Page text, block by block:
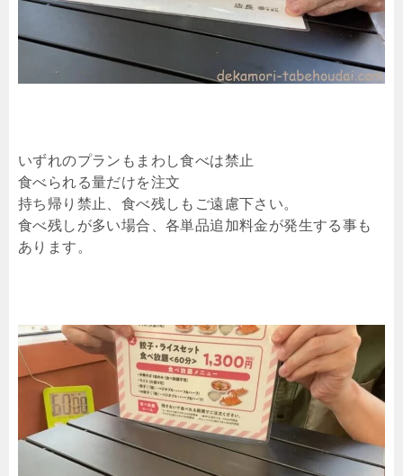
いずれのプランもまわし食べは禁止
食べられる量だけを注文
持ち帰り禁止、食べ残しもご遠慮下さい。
食べ残しが多い場合、各単品追加料金が発生する事も
あります。